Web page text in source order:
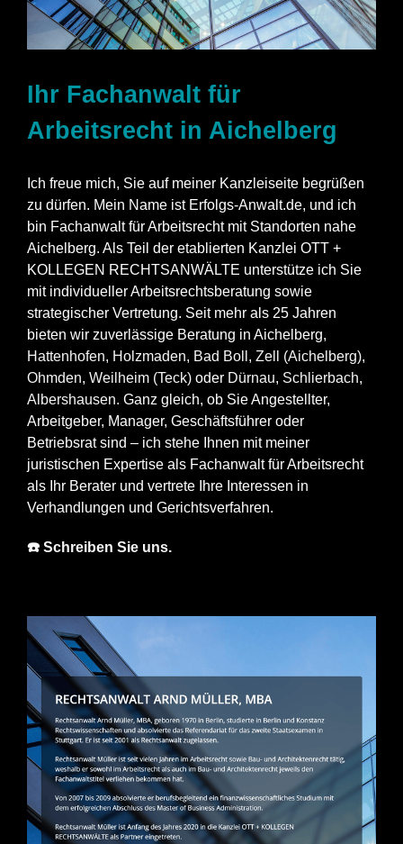
Ihr Fachanwalt für
Arbeitsrecht in Aichelberg
Ich freue mich, Sie auf meiner Kanzleiseite begrüßen
zu dürfen. Mein Name ist Erfolgs-Anwalt.de, und ich
bin Fachanwalt für Arbeitsrecht mit Standorten nahe
Aichelberg. Als Teil der etablierten Kanzlei OTT +
KOLLEGEN RECHTSANWÄLTE unterstütze ich Sie
mit individueller Arbeitsrechtsberatung sowie
strategischer Vertretung. Seit mehr als 25 Jahren
bieten wir zuverlässige Beratung in Aichelberg,
Hattenhofen, Holzmaden, Bad Boll , Zell (Aichelberg),
Ohmden, Weilheim (Teck) oder Dürnau, Schlierbach,
Albershausen. Ganz gleich, ob Sie Angestellter,
Arbeitgeber, Manager, Geschäftsführer oder
Betriebsrat sind – ich stehe Ihnen mit meiner
juristischen Expertise als Fachanwalt für Arbeitsrecht
als Ihr Berater und vertrete Ihre Interessen in
Verhandlungen und Gerichtsverfahren.
☎️ Schreiben Sie uns.